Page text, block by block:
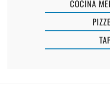
COCINA